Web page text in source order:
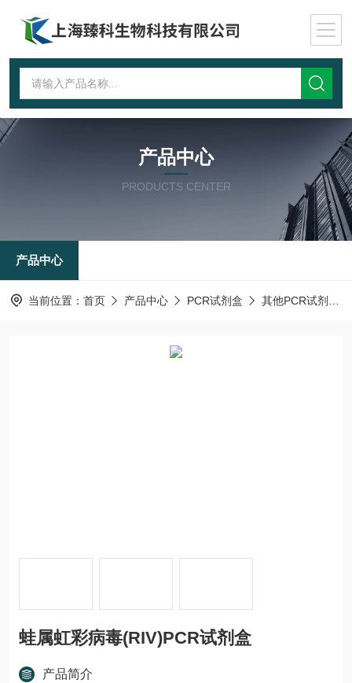
产品中心
PRODUCTS CENTER
产品中心
当前位置： 首页 产品中心 PCR试剂盒 其他PCR试剂盒
蛙属虹彩病毒(RIV)PCR试剂盒
产品简介